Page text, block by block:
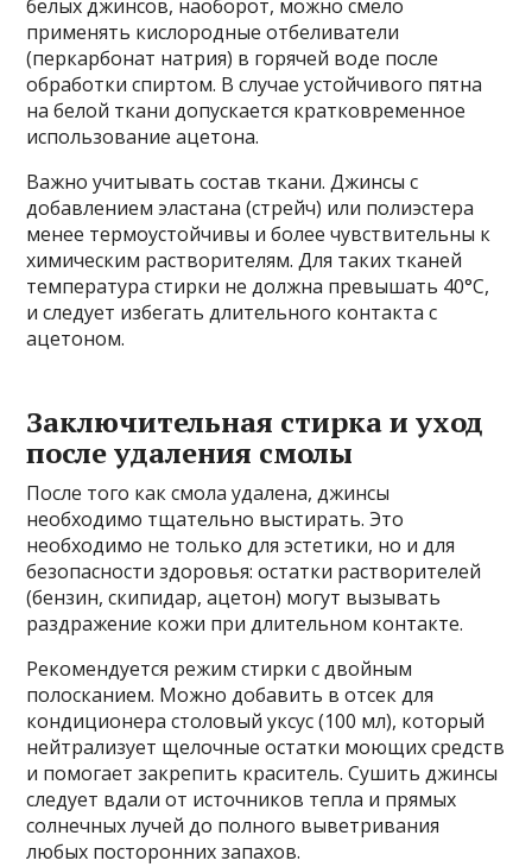
белых джинсов, наоборот, можно смело
применять кислородные отбеливатели
(перкарбонат натрия) в горячей воде после
обработки спиртом. В случае устойчивого пятна
на белой ткани допускается кратковременное
использование ацетона.
Важно учитывать состав ткани. Джинсы с
добавлением эластана (стрейч) или полиэстера
менее термоустойчивы и более чувствительны к
химическим растворителям. Для таких тканей
температура стирки не должна превышать 40°C,
и следует избегать длительного контакта с
ацетоном.
Заключительная стирка и уход
после удаления смолы
После того как смола удалена, джинсы
необходимо тщательно выстирать. Это
необходимо не только для эстетики, но и для
безопасности здоровья: остатки растворителей
(бензин, скипидар, ацетон) могут вызывать
раздражение кожи при длительном контакте.
Рекомендуется режим стирки с двойным
полосканием. Можно добавить в отсек для
кондиционера столовый уксус (100 мл), который
нейтрализует щелочные остатки моющих средств
и помогает закрепить краситель. Сушить джинсы
следует вдали от источников тепла и прямых
солнечных лучей до полного выветривания
любых посторонних запахов.